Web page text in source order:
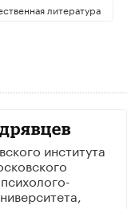
литература
института